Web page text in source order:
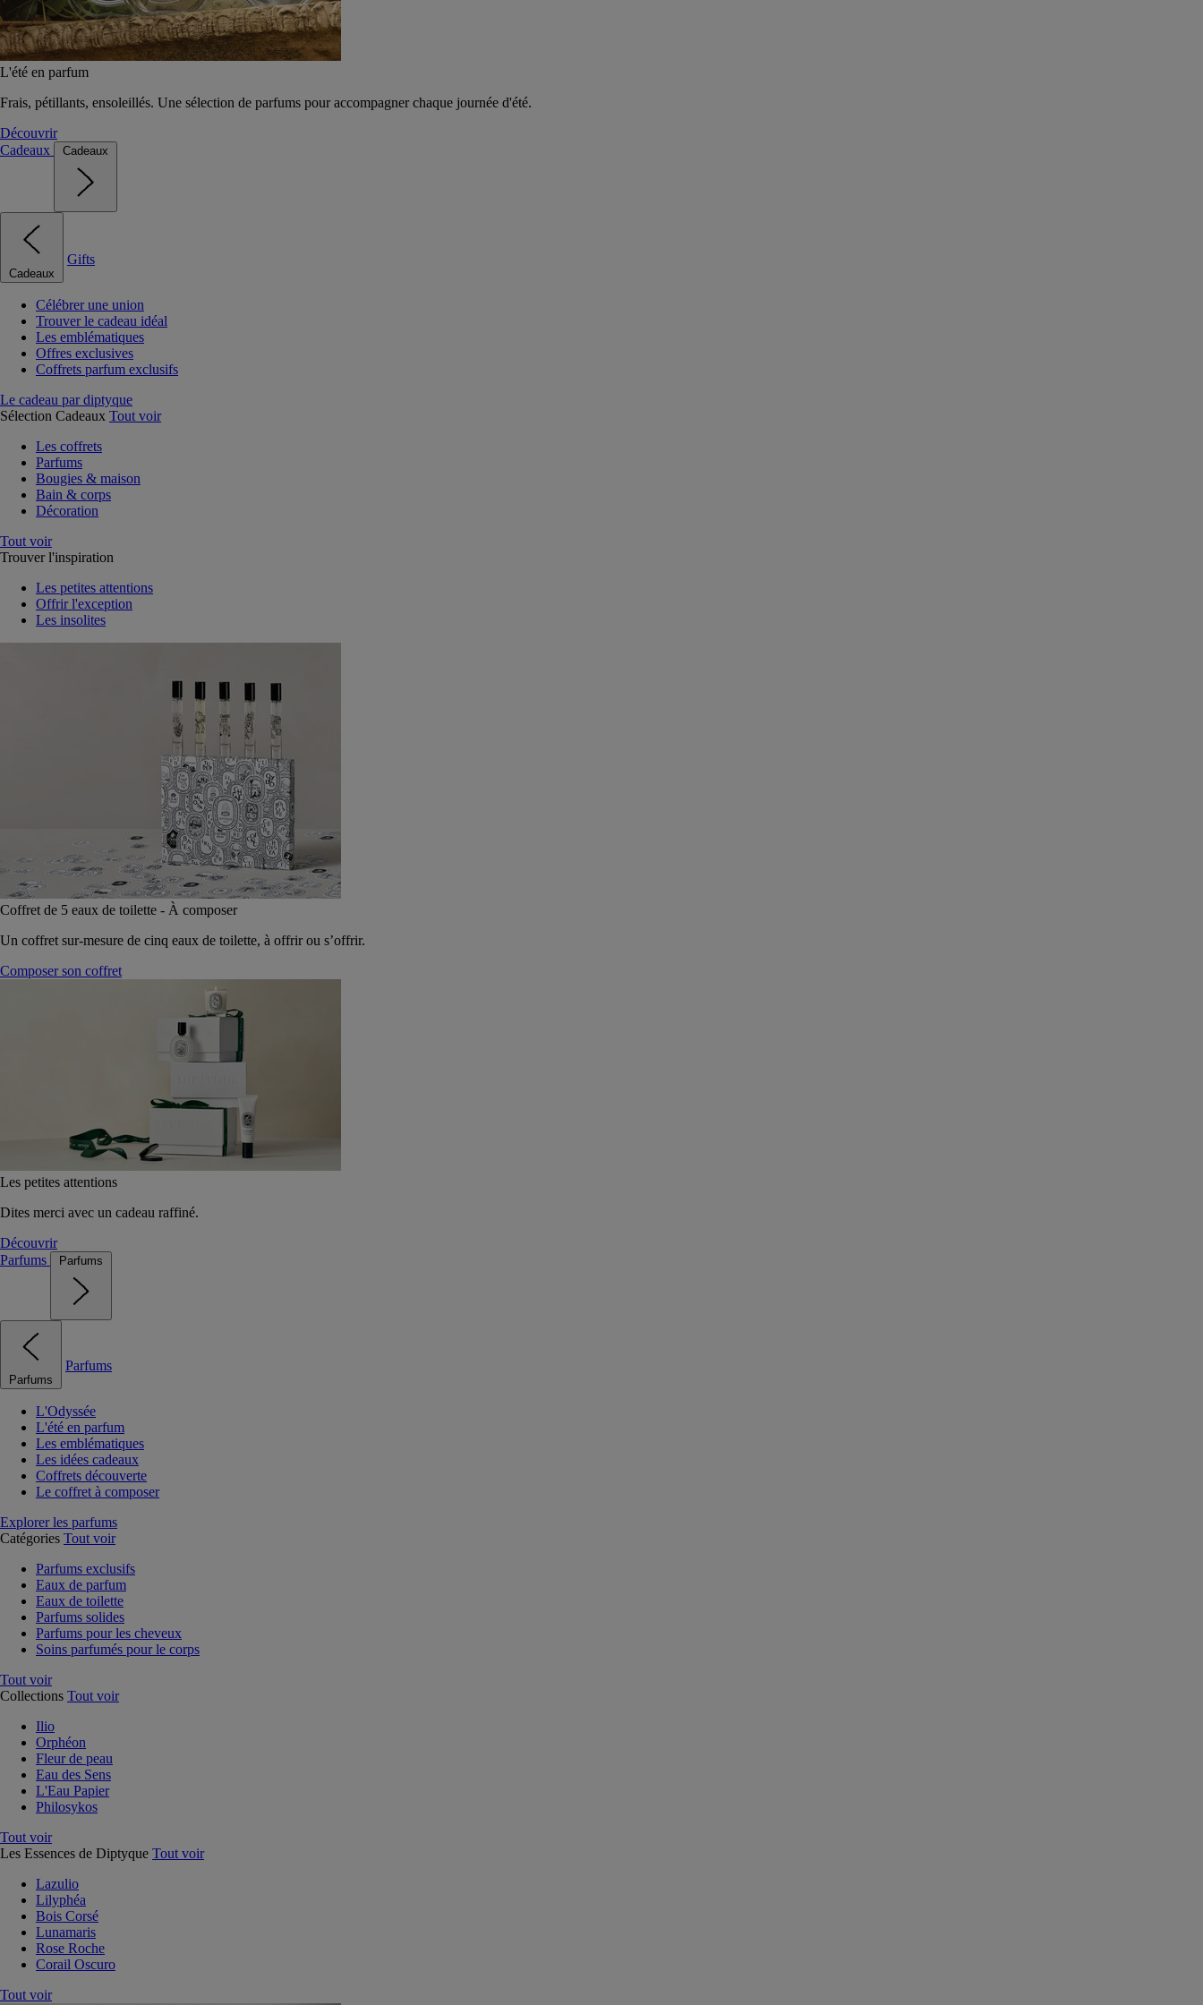
L'été en parfum
Frais, pétillants, ensoleillés. Une sélection de parfums pour accompagner chaque journée d'été.
Découvrir
Cadeaux
Cadeaux
Cadeaux
Gifts
Célébrer une union
Trouver le cadeau idéal
Les emblématiques
Offres exclusives
Coffrets parfum exclusifs
Le cadeau par diptyque
Sélection Cadeaux Tout voir
Les coffrets
Parfums
Bougies & maison
Bain & corps
Décoration
Tout voir
Trouver l'inspiration
Les petites attentions
Offrir l'exception
Les insolites
Coffret de 5 eaux de toilette - À composer
Un coffret sur-mesure de cinq eaux de toilette, à offrir ou s’offrir.
Composer son coffret
Les petites attentions
Dites merci avec un cadeau raffiné.
Découvrir
Parfums
Parfums
Parfums
Parfums
L'Odyssée
L'été en parfum
Les emblématiques
Les idées cadeaux
Coffrets découverte
Le coffret à composer
Explorer les parfums
Catégories Tout voir
Parfums exclusifs
Eaux de parfum
Eaux de toilette
Parfums solides
Parfums pour les cheveux
Soins parfumés pour le corps
Tout voir
Collections Tout voir
Ilio
Orphéon
Fleur de peau
Eau des Sens
L'Eau Papier
Philosykos
Tout voir
Les Essences de Diptyque Tout voir
Lazulio
Lilyphéa
Bois Corsé
Lunamaris
Rose Roche
Corail Oscuro
Tout voir